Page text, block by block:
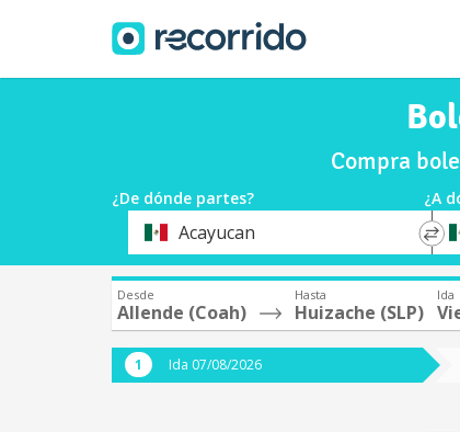
Compra
¿De dónde partes? ¿A
OrigenAcayucan
*
Desde
Allende (Coah)
Hasta
Huizache (SLP)
Ida
Ida 07/08/2026